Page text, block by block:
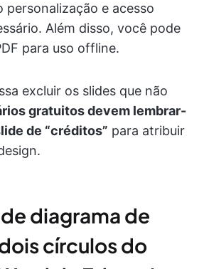
personalização e acesso
Além disso, você pode
para uso offline.
excluir os slides que não
gratuitos devem lembrar-
de “créditos” para atribuir
diagrama de
círculos do